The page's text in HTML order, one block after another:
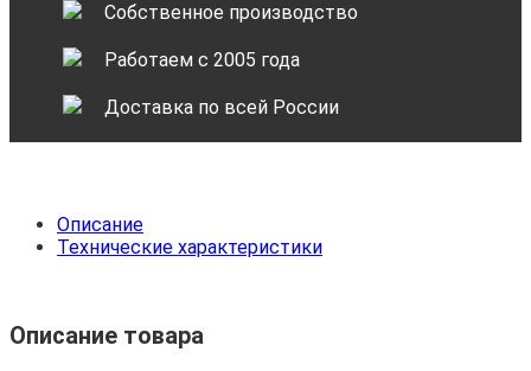
Собственное производство
Работаем с 2005 года
Доставка по всей России
Описание
Технические характеристики
Описание товара